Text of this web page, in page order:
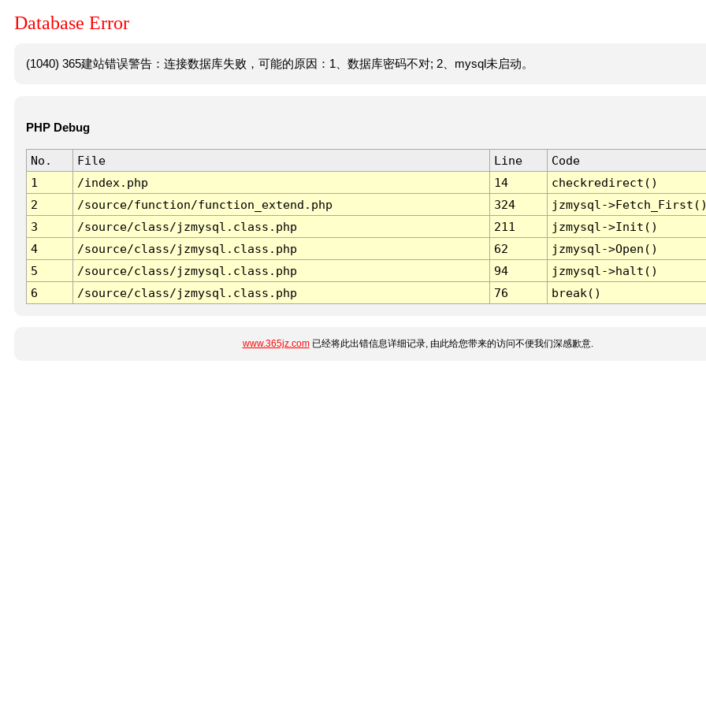
Database Error
(1040) 365建站错误警告：连接数据库失败，可能的原因：1、数据库密码不对; 2、mysql未启动。
PHP Debug
No. File Line
Code
1
/index.php 14
checkredirect()
2
/source/function/function_extend.php 324
jzmysql-
3
/source/class/jzmysql.class.php 211
jzmysql->Init()
4
/source/class/jzmysql.class.php 62
jzmysql->Open()
5
/source/class/jzmysql.class.php 94
jzmysql->halt()
6
/source/class/jzmysql.class.php 76 break()
www.365jz.com已经将此出错信息详细记录, 由此给您带来的访问不便我们深感歉意.